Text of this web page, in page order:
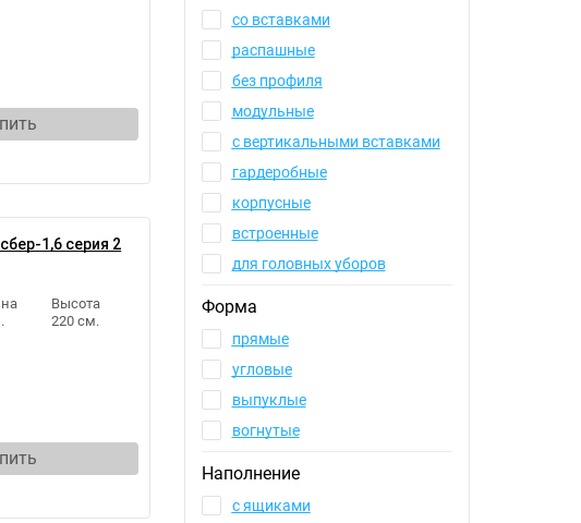
1,6 серия 2
Высота
220 см.
со вставками
распашные
без профиля
модульные
с вертикальными вставками
гардеробные
корпусные
встроенные
для головных уборов
Форма
прямые
угловые
выпуклые
вогнутые
Наполнение
с ящиками